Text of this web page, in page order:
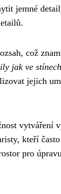
jemné
což
jak ve
jejich
vytváření
kteří
pro